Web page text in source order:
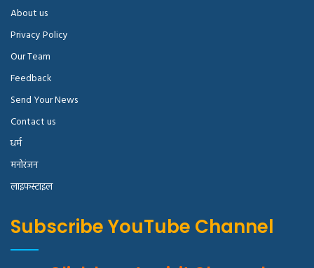
About us
Privacy Policy
Our Team
Feedback
Send Your News
Contact us
धर्म
मनोरंजन
लाइफस्टाइल
Subscribe YouTube Channel